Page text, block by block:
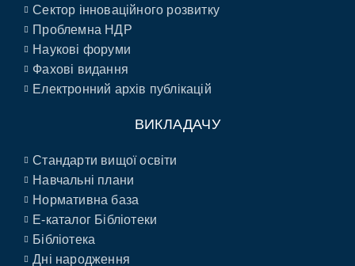
Сектор інноваційного розвитку
Проблемна НДР
Наукові форуми
Фахові видання
Електронний архів публікацій
ВИКЛАДАЧУ
Стандарти вищої освіти
Навчальні плани
Нормативна база
E-каталог Бібліотеки
Бібліотека
Дні народження